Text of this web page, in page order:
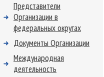
Представители
Организации в
федеральных округах
Документы Организации
Международная
деятельность